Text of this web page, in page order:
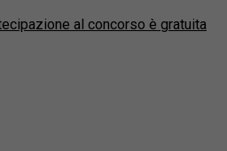
al concorso è gratuita